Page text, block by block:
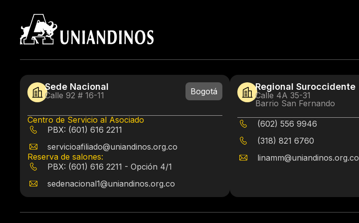
Sede Nacional
Calle 92 # 16-11 Bogotá
Centro de Servicio al Asociado
PBX: (601) 616 2211
servicioafiliado@uniandinos.org.co
Reserva de salones:
PBX: (601) 616 2211 - Opción 4/1
sedenacional1@uniandinos.org.co
Regional Suroccidente
Calle 4A 35-31
Barrio San Fernando
(602) 556 9946
(318) 821 6760
linamm@uniandinos.org.co